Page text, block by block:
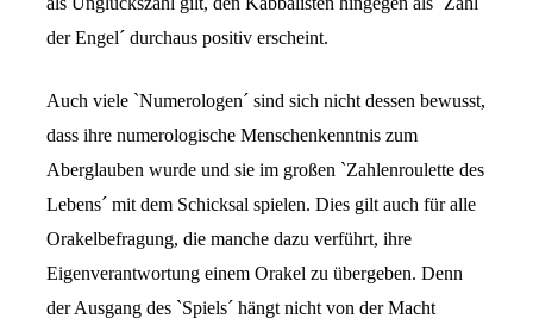
der Engel´ durchaus positiv erscheint.
Auch viele `Numerologen´ sind sich nicht dessen bewusst,
dass ihre numerologische Menschenkenntnis zum
Aberglauben wurde und sie im großen `Zahlenroulette des
Lebens´ mit dem Schicksal spielen. Dies gilt auch für alle
Orakelbefragung, die manche dazu verführt, ihre
Eigenverantwortung einem Orakel zu übergeben. Denn
der Ausgang des `Spiels´ hängt nicht von der Macht